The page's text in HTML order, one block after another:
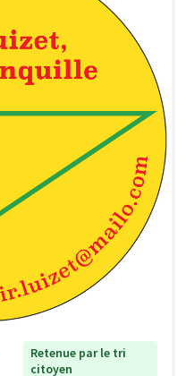
Retenue par le tri
citoyen